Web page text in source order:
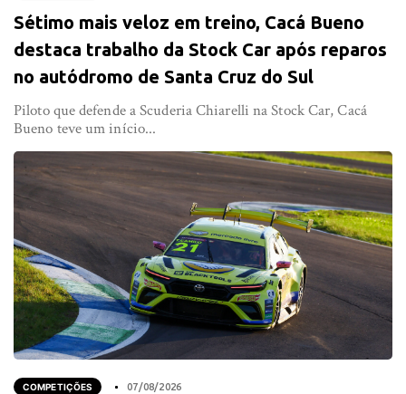
Sétimo mais veloz em treino, Cacá Bueno
destaca trabalho da Stock Car após reparos
no autódromo de Santa Cruz do Sul
Piloto que defende a Scuderia Chiarelli na Stock Car, Cacá
Bueno teve um início...
COMPETIÇÕES 07/08/2026